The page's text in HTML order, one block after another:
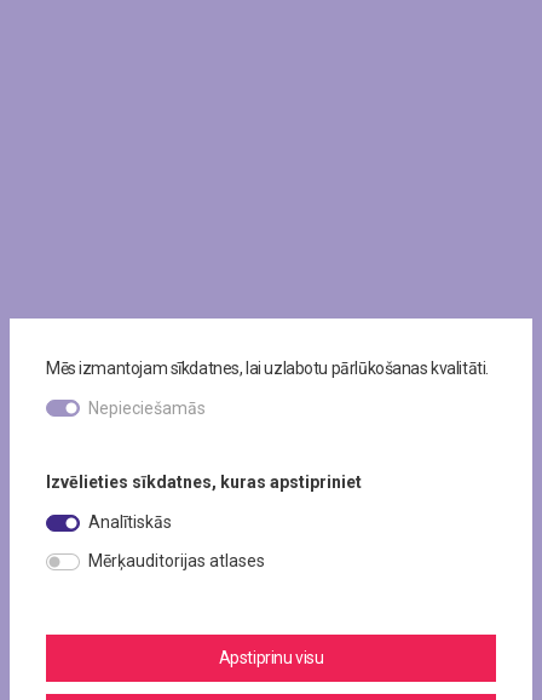
Mēs izmantojam sīkdatnes, lai uzlabotu pārlūkošanas kvalitāti.
Nepieciešamās
Izvēlieties sīkdatnes, kuras apstipriniet
Analītiskās
Mērķauditorijas atlases
Apstiprinu visu